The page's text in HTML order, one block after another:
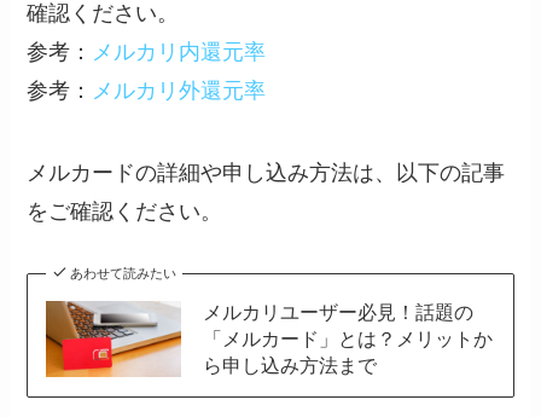
確認ください。
参考： メルカリ内還元率
参考： メルカリ外還元率
メルカードの詳細や申し込み方法は、以下の記事
をご確認ください。
あわせて読みたい
メルカリユーザー必見！話題の
「メルカード」とは？メリットか
ら申し込み方法まで